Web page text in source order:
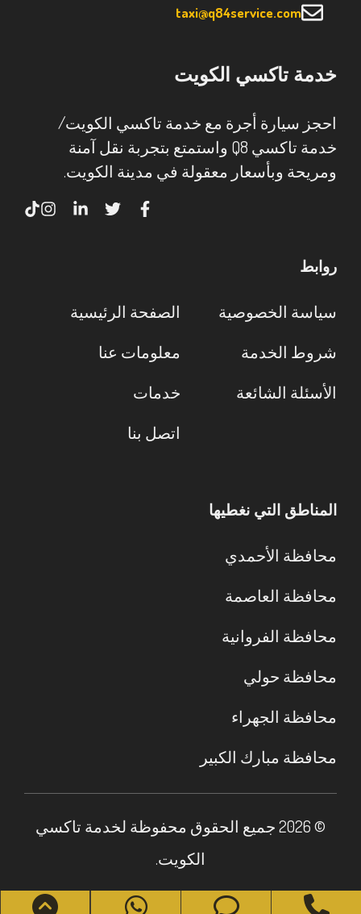
taxi@q84service.com
خدمة تاكسي الكويت
احجز سيارة أجرة مع خدمة تاكسي الكويت/
خدمة تاكسي Q8 واستمتع بتجربة نقل آمنة
ومريحة وبأسعار معقولة في مدينة الكويت.
روابط
سياسة الخصوصية
شروط الخدمة
الأسئلة الشائعة
الصفحة الرئيسية
معلومات عنا
خدمات
اتصل بنا
المناطق التي نغطيها
محافظة الأحمدي
محافظة العاصمة
محافظة الفروانية
محافظة حولي
محافظة الجهراء
محافظة مبارك الكبير
© 2026 جميع الحقوق محفوظة لخدمة تاكسي
الكويت.
Phone
WhatsApp